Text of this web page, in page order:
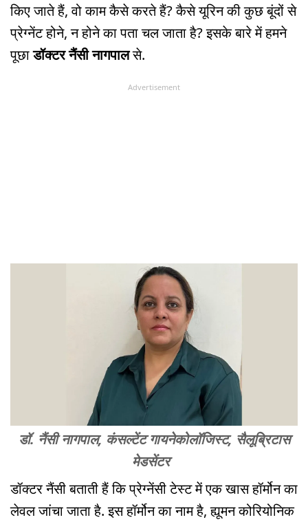
किए जाते हैं, वो काम कैसे करते हैं? कैसे यूरिन की कुछ बूंदों से
प्रेग्नेंट होने, न होने का पता चल जाता है? इसके बारे में हमने
पूछाडॉक्टर नैंसी नागपालसे.
Advertisement
डॉ. नैंसी नागपाल, कंसल्टेंट गायनेकोलॉजिस्ट, सैलूब्रिटास
मेडसेंटर
डॉक्टर नैंसी बताती हैं कि प्रेग्नेंसी टेस्ट में एक खास हॉर्मोन का
लेवल जांचा जाता है. इस हॉर्मोन का नाम है, ह्यूमन कोरियोनिक